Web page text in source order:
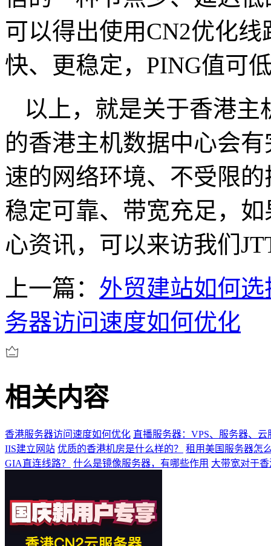
可以得出使用CN2优化
快、更稳定，PING值可
以上，就是关于香港
的香港主机数据中心会
速的网络环境、不受限
稳定可靠、带宽充足，
心资讯，可以来访我们
上一篇： 外贸建站如何
务器访问速度如何优化
相关内容
香港服务器访问速度如何优化 直播服务器：VPS、服务器、云
IIS建立网站 优质的香港机房是什么样的？
租用美国服务器怎
GIA直连线路？
什么是镜像服务器，有哪些作用 大带宽对于